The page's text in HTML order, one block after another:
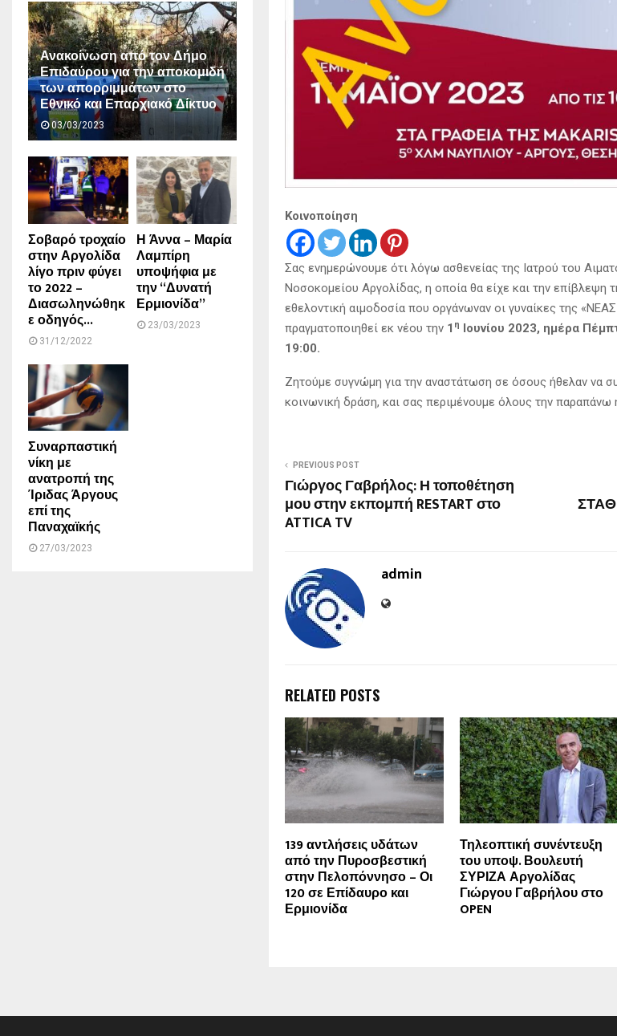
Κοινοποίηση
Σας ενημερώνουμε ότι λόγω ασθενείας της Ιατρού του
Νοσοκομείου Αργολίδας, η οποία θα είχε και την επίβλεψη
εθελοντική αιμοδοσία που οργάνωναν οι γυναίκες της
πραγματοποιηθεί εκ νέου την 1 η Ιουνίου 2023, ημέρα
19:00.
Ζητούμε συγνώμη για την αναστάτωση σε όσους ήθελαν να
κοινωνική δράση, και σας περιμένουμε όλους την παραπάνω
PREVIOUS POST
Γιώργος Γαβρήλος: Η τοποθέτηση
μου στην εκπομπή RESTART στο
ATTICA TV
admin
RELATED POSTS
139 αντλήσεις υδάτων
από την Πυροσβεστική
στην Πελοπόννησο – Οι
120 σε Επίδαυρο και
Ερμιονίδα
Τηλεοπτική συνέντευξη
του υποψ. Βουλευτή
ΣΥΡΙΖΑ Αργολίδας
Γιώργου Γαβρήλου στο
OPEN
Ανακοίνωση από τον Δήμο
Επιδαύρου για την αποκομιδή
των απορριμμάτων στο
Εθνικό και Επαρχιακό Δίκτυο
03/03/2023
Σοβαρό τροχαίο
στην Αργολίδα
λίγο πριν φύγει
το 2022 –
Διασωληνώθηκ
ε οδηγός...
31/12/2022
Η Άννα – Μαρία
Λαμπίρη
υποψήφια με
την “Δυνατή
Ερμιονίδα”
23/03/2023
Συναρπαστική
νίκη με
ανατροπή της
Ίριδας Άργους
επί της
Παναχαϊκής
27/03/2023